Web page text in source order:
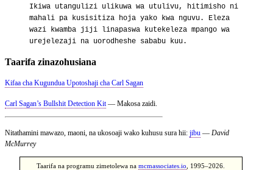
Ikiwa utangulizi ulikuwa wa utulivu, hitimisho ni
mahali pa kusisitiza hoja yako kwa nguvu. Eleza
wazi kwamba jiji linapaswa kutekeleza mpango wa
urejelezaji na uorodheshe sababu kuu.
Taarifa zinazohusiana
Kifaa cha Kugundua Upotoshaji cha Carl Sagan
Carl Sagan’s Bullshit Detection Kit— Makosa zaidi.
Nitathamini mawazo, maoni, na ukosoaji wako kuhusu sura hii: jibu — David
McMurrey
Taarifa na programu zimetolewa namcmassociates.io , 1995–2026.